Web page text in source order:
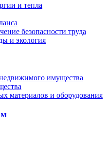
и тепла
безопасности труда
и экология
имущества
материалов и оборудования